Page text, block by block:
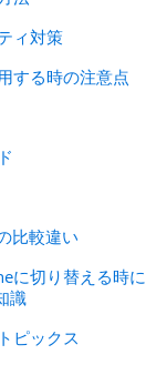
ィ対策
する時の注意点
比較違い
に切り替える時に
識
ピックス